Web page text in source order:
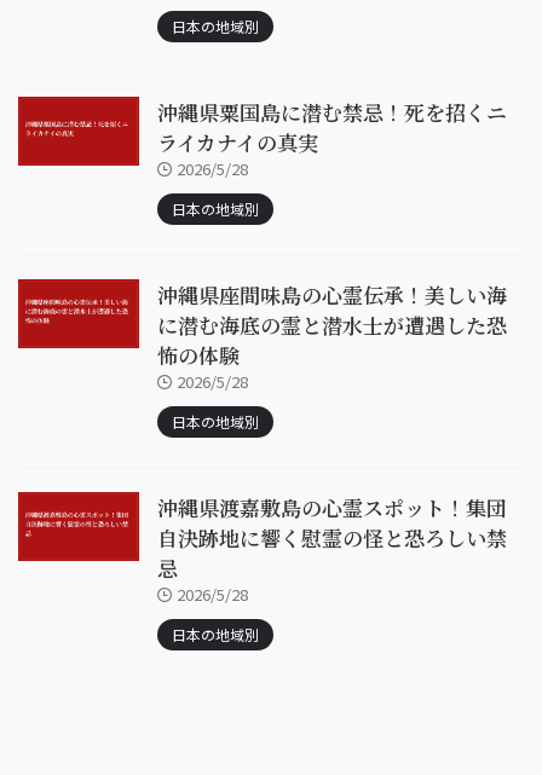
日本の地域別
沖縄県粟国島に潜む禁忌！死を招くニ
ライカナイの真実
2026/5/28
日本の地域別
沖縄県座間味島の心霊伝承！美しい海
に潜む海底の霊と潜水士が遭遇した恐
怖の体験
2026/5/28
日本の地域別
沖縄県渡嘉敷島の心霊スポット！集団
自決跡地に響く慰霊の怪と恐ろしい禁
忌
2026/5/28
日本の地域別